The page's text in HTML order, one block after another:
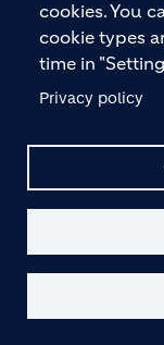
cookies. You
cookie types
time in
Privacy policy
Holcim
Unternehmen
Baulösungen
ECOPact und
Niederlanden
und
beim
Material mehr
Holcim
weltweit